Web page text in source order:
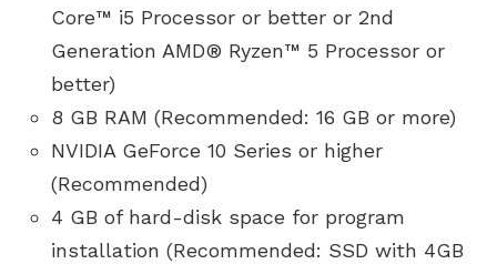
Core™ i5 Processor or better or 2nd
Generation AMD® Ryzen™ 5 Processor or
better)
8 GB RAM (Recommended: 16 GB or more)
NVIDIA GeForce 10 Series or higher
(Recommended)
4 GB of hard-disk space for program
installation (Recommended: SSD with 4GB